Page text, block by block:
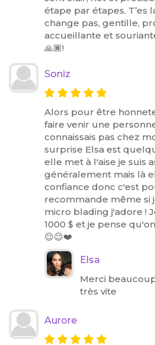
étape par étapes. T’es
change pas, gentille,
accueillante et
🙏🏾!
Soniz
Alors pour être
faire venir une
connaissais pas chez
surprise Elsa est
elle met à l'aise je suis
généralement mais là
confiance donc c'est
recommande même si
micro blading j'adore !
1000 $ et je pense
😌😌❤️
Elsa
Merci
très vite
Aurore